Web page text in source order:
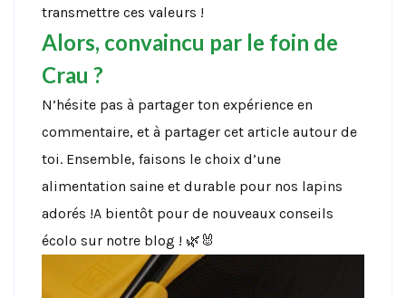
transmettre ces valeurs !
Alors, convaincu par le foin de
Crau ?
N’hésite pas à partager ton expérience en
commentaire, et à partager cet article autour de
toi. Ensemble, faisons le choix d’une
alimentation saine et durable pour nos lapins
adorés !A bientôt pour de nouveaux conseils
écolo sur notre blog ! 🌿🐰